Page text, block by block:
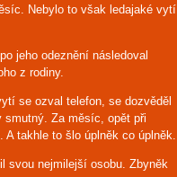
Nebylo to však ledajaké vytí.
jeho odeznění následoval
z rodiny.
se ozval telefon, se dozvěděl
smutný. Za měsíc, opět při
takhle to šlo úplněk co úplněk.
svou nejmilejší osobu. Zbyněk